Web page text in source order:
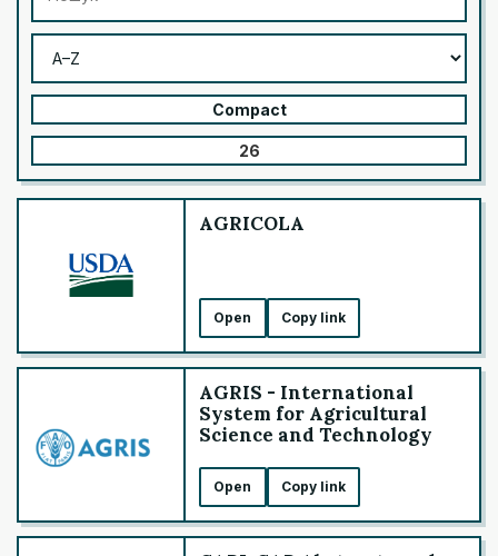
Compact
26
AGRICOLA
Open Copy link
AGRIS - International
System for Agricultural
Science and Technology
Open Copy link